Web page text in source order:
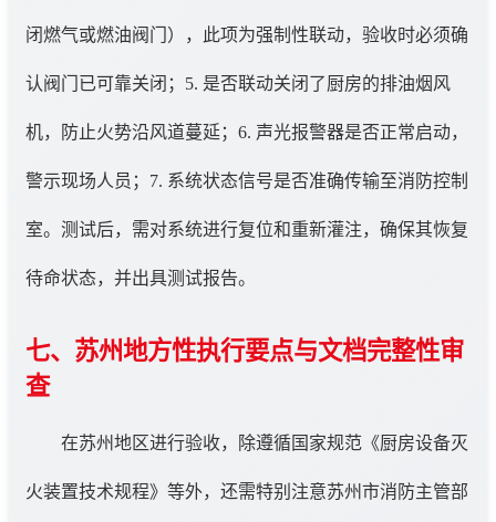
闭燃气或燃油阀门），此项为强制性联动，验收时必须确
认阀门已可靠关闭；5. 是否联动关闭了厨房的排油烟风
机，防止火势沿风道蔓延；6. 声光报警器是否正常启动，
警示现场人员；7. 系统状态信号是否准确传输至消防控制
室。测试后，需对系统进行复位和重新灌注，确保其恢复
待命状态，并出具测试报告。
七、苏州地方性执行要点与文档完整性审
查
在苏州地区进行验收，除遵循国家规范《厨房设备灭
火装置技术规程》等外，还需特别注意苏州市消防主管部